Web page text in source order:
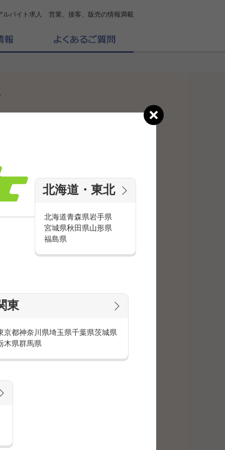
ルバイト求人 営業、接客、販売の情報満載
北海道・東北
北海道青森県岩手県
宮城県秋田県山形県
福島県
東
京都神奈川県埼玉県千葉県茨城県
木県群馬県
て定職には付かず夢を追ってい
ど、たくさんの方が働いていま
が週5日のお仕事です。